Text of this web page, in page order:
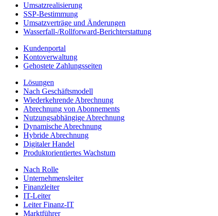
Umsatzrealisierung
SSP-Bestimmung
Umsatzverträge und Änderungen
Wasserfall-/Rollforward-Berichterstattung
Kundenportal
Kontoverwaltung
Gehostete Zahlungsseiten
Lösungen
Nach Geschäftsmodell
Wiederkehrende Abrechnung
Abrechnung von Abonnements
Nutzungsabhängige Abrechnung
Dynamische Abrechnung
Hybride Abrechnung
Digitaler Handel
Produktorientiertes Wachstum
Nach Rolle
Unternehmensleiter
Finanzleiter
IT-Leiter
Leiter Finanz-IT
Marktführer